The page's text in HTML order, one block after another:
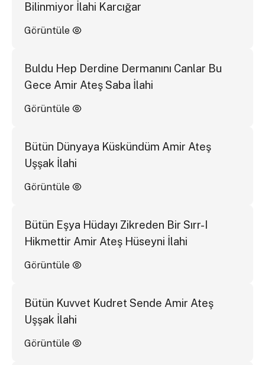
Bilinmiyor İlahi Karcığar
Görüntüle
Buldu Hep Derdine Dermanını Canlar Bu
Gece Amir Ateş Saba İlahi
Görüntüle
Bütün Dünyaya Küskündüm Amir Ateş
Uşşak İlahi
Görüntüle
Bütün Eşya Hüdayı Zikreden Bir Sırr-I
Hikmettir Amir Ateş Hüseyni İlahi
Görüntüle
Bütün Kuvvet Kudret Sende Amir Ateş
Uşşak İlahi
Görüntüle